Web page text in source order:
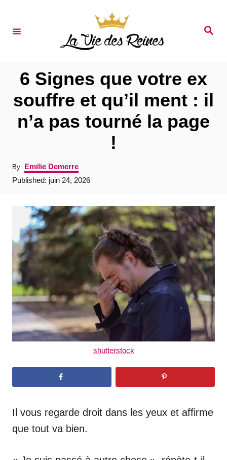
S
6 Signes que votre ex
souffre et qu’il ment : il
n’a pas tourné la page
!
By: A
u
t
o
Emilie Demerre
P
o
Published: juin 24, 2026
shutterstock
Il vous regarde droit dans les yeux et affirme
que tout va bien.